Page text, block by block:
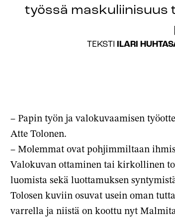
työssä
TEKSTIILARI
– Papin työn ja valokuvaamisen
Atte Tolonen.
– Molemmat ovat pohjimmiltaan
Valokuvan ottaminen tai kirkollinen
luomista sekä luottamuksen
Tolosen kuviin osuvat usein oman
varrella ja niistä on koottu nyt